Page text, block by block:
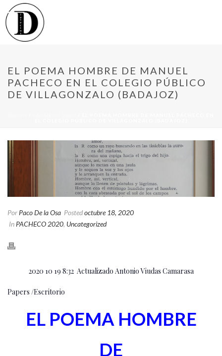
EL POEMA HOMBRE DE MANUEL
PACHECO EN EL COLEGIO PÚBLICO
DE VILLAGONZALO (BADAJOZ)
Por Paco De la Osa Postedoctubre 18, 2020
In PACHECO 2020, Uncategorized
2020 10 19 8:32 Actualizado Antonio Viudas Camarasa
Papers /Escritorio
EL POEMA HOMBRE
DE